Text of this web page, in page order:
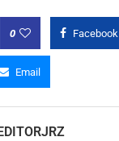
0 Facebook
Email
EDITORJRZ